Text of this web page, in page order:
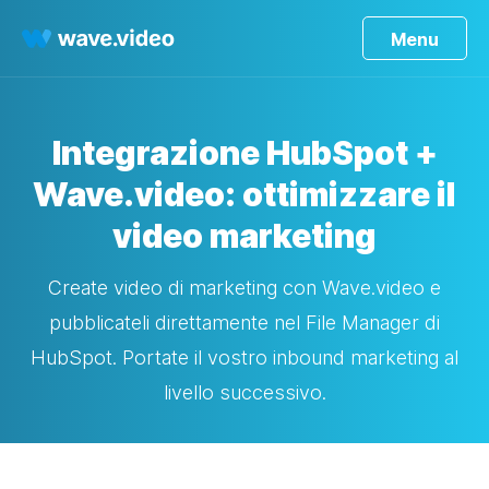
Menu
Integrazione HubSpot +
Wave.video: ottimizzare il
video marketing
Create video di marketing con Wave.video e
pubblicateli direttamente nel File Manager di
HubSpot. Portate il vostro inbound marketing al
livello successivo.